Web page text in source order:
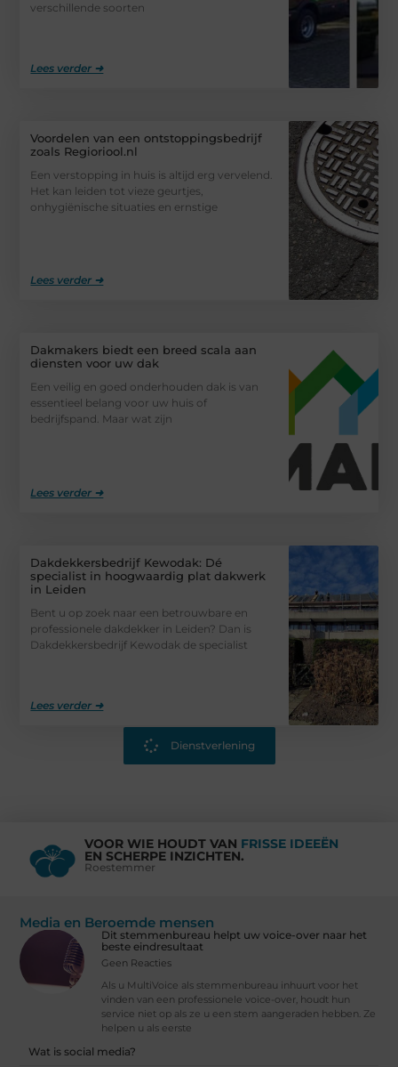
verschillende soorten
Lees verder ➜
Voordelen van een ontstoppingsbedrijf
zoals Regioriool.nl
Een verstopping in huis is altijd erg vervelend.
Het kan leiden tot vieze geurtjes,
onhygiënische situaties en ernstige
Lees verder ➜
Dakmakers biedt een breed scala aan
diensten voor uw dak
Een veilig en goed onderhouden dak is van
essentieel belang voor uw huis of
bedrijfspand. Maar wat zijn
Lees verder ➜
Dakdekkersbedrijf Kewodak: Dé
specialist in hoogwaardig plat dakwerk
in Leiden
Bent u op zoek naar een betrouwbare en
professionele dakdekker in Leiden? Dan is
Dakdekkersbedrijf Kewodak de specialist
Lees verder ➜
Dienstverlening
VOOR WIE HOUDT VAN FRISSE IDEEËN
EN SCHERPE INZICHTEN.
Roestemmer
Media en Beroemde mensen
Dit stemmenbureau helpt uw voice-over naar het
beste eindresultaat
Geen Reacties
Als u MultiVoice als stemmenbureau inhuurt voor het
vinden van een professionele voice-over, houdt hun
service niet op als ze u een stem aangeraden hebben. Ze
helpen u als eerste
Wat is social media?